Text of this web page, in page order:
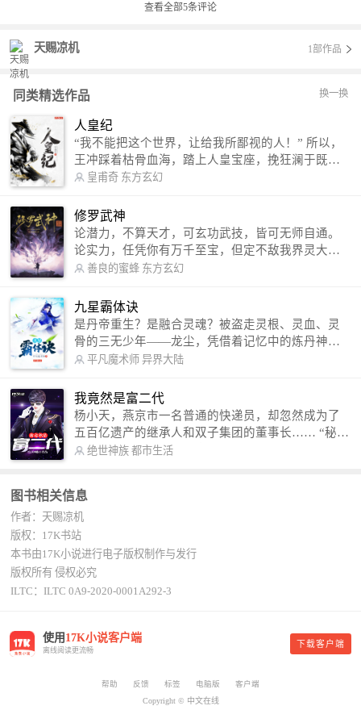
查看全部5条评论
天赐凉机 1部作品
同类精选作品 换一换
人皇纪
“我不能把这个世界，让给我所鄙视的人！” 所以，
王冲踩着枯骨血海，踏上人皇宝座，挽狂澜于既
倒，扶大厦之将倾，成就了一段无上的传说！ 微信
微博：皇甫奇（地址：http://weibo.com/u/25284575
87） QQ交流群：320238210【普通群】 574501330
【VIP订阅群】 欢迎大家关注。
皇甫奇 东方玄幻
修罗武神
论潜力，不算天才，可玄功武技，皆可无师自通。
论实力，任凭你有万千至宝，但定不敌我界灵大
军。 我是谁？天下众生视我为修罗，却不知，我以
信公众号：善良的蜜蜂后援会）
善良的蜜蜂 东方玄幻
九星霸体诀
是丹帝重生？是融合灵魂？被盗走灵根、灵血、灵
骨的三无少年——龙尘，凭借着记忆中的炼丹神
术，修行神秘功法九星霸体诀，拨开重重迷雾，解
勾搭各色美女，镇压恶鬼邪神。 江湖传闻：龙
尘一到，地吼天啸。龙尘一出，鬼泣神哭。 本
故事纯属虚构，如有雷同，那就是真事儿，想要对
号入座，抓紧时间进群：487963015 微信公众号：
平凡魔术师,或者搜索：pingfanmoshushi1982,公众
平凡魔术师 异界大陆
我竟然是富二代
杨小天，燕京市一名普通的快递员，却忽然成为了
五百亿遗产的继承人和双子集团的董事长…… “秘
书，给我定制一套百亿富翁的吃喝住行标准！” “好
呢？” “回杨总，开车太堵，已经给你安排了直升
机。” 从此，开启杨小天的百亿富翁之旅，只有他不
敢想的，没有秘书办不到的。
绝世神族 都市生活
图书相关信息
作者：天赐凉机
版权：17K书站
本书由17K小说进行电子版权制作与发行
版权所有 侵权必究
ILTC：ILTC 0A9-2020-0001A292-3
使用 17K小说客户端
离线阅读更流畅
下载客户端
帮助 反馈 标签 电脑版
客户端
Copyright © 中文在线